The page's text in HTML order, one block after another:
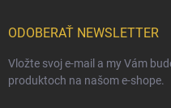
ODOBERAŤ NEWSLETTER
Vložte svoj e-mail a my Vám
produktoch na našom e-shope.